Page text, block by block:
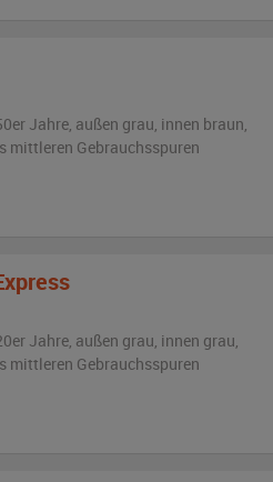
Jahre, außen grau, innen braun,
mittleren Gebrauchsspuren
Jahre, außen grau, innen grau,
mittleren Gebrauchsspuren